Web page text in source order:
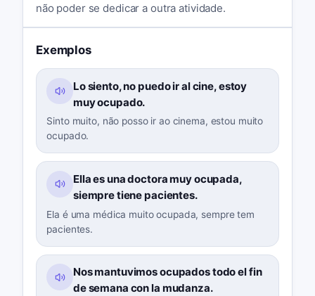
não poder se dedicar a outra atividade.
Exemplos
Lo siento, no puedo ir al cine, estoy
muy ocupado.
Sinto muito, não posso ir ao cinema, estou muito
ocupado.
Ella es una doctora muy ocupada,
siempre tiene pacientes.
Ela é uma médica muito ocupada, sempre tem
pacientes.
Nos mantuvimos ocupados todo el fin
de semana con la mudanza.